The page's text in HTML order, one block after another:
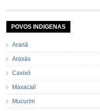
POVOS INDIGENAS
Aranã
Araxás
Caxixó
Maxacali
Mucurim